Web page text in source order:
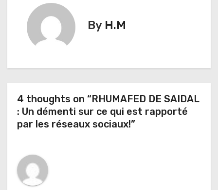
t
o
n
e
By H.M
4 thoughts on “RHUMAFED DE SAIDAL
: Un démenti sur ce qui est rapporté
par les réseaux sociaux!”